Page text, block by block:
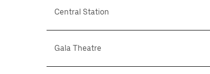
Central Station
Gala Theatre